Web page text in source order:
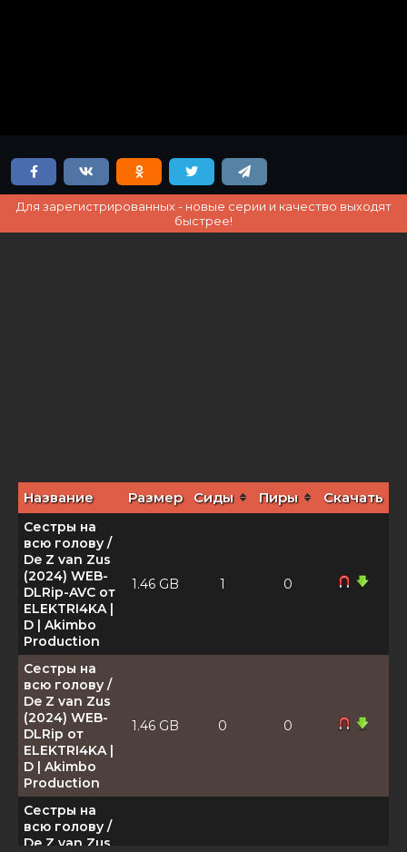
Для зарегистрированных - новые серии и качество выходят
быстрее!
Название Размер Сиды Пиры Скачать
Сестры на
всю голову /
De Z van Zus
(2024) WEB-
DLRip-AVC от
ELEKTRI4KA |
D | Akimbo
Production
1.46 GB 1 0
Сестры на
всю голову /
De Z van Zus
(2024) WEB-
DLRip от
ELEKTRI4KA |
D | Akimbo
Production
1.46 GB 0 0
Сестры на
всю голову /
De Z van Zus